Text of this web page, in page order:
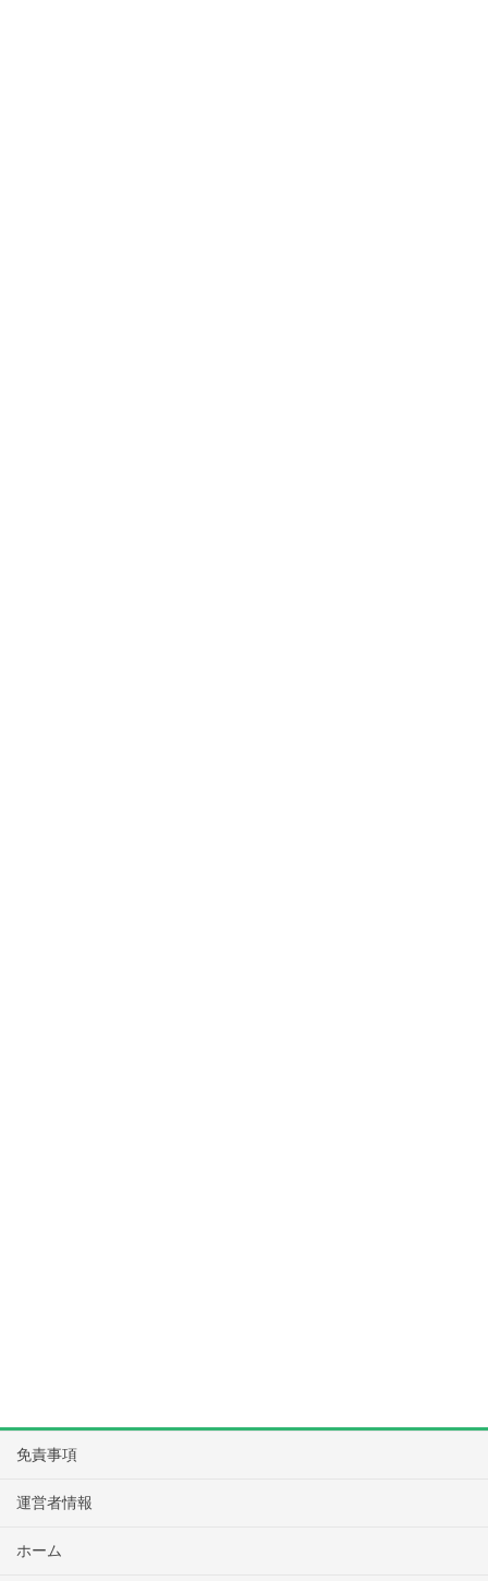
免責事項
運営者情報
ホーム